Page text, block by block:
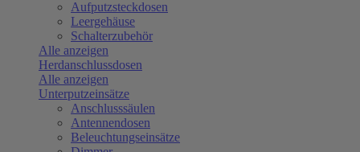
Aufputzsteckdosen
Leergehäuse
Schalterzubehör
Alle anzeigen
Herdanschlussdosen
Alle anzeigen
Unterputzeinsätze
Anschlusssäulen
Antennendosen
Beleuchtungseinsätze